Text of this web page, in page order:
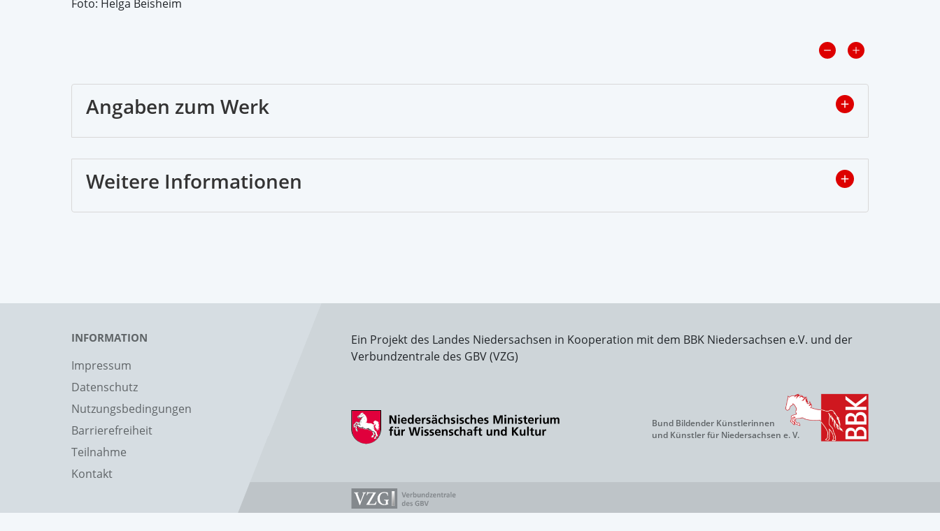
Foto: Helga Beisheim
Angaben zum Werk
Weitere Informationen
INFORMATION
Impressum
Datenschutz
Nutzungsbedingungen
Barrierefreiheit
Teilnahme
Kontakt
Ein Projekt des Landes Niedersachsen in Kooperation mit dem BBK Niedersachsen e.V. und der
Verbundzentrale des GBV (VZG)
Bund Bildender Künstlerinnen
und Künstler für Niedersachsen e. V.